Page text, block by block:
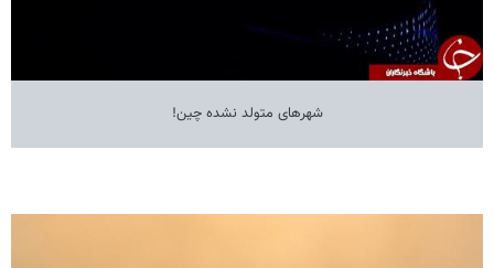
شهرهای متولد نشده چین!